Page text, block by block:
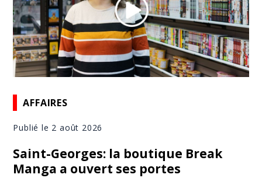
AFFAIRES
Publié le 2 août 2026
Saint-Georges: la boutique Break
Manga a ouvert ses portes